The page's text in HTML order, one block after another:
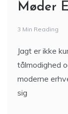
Møder
3 Min Reading
Jagt er ikke
tålmodighed
moderne
sig